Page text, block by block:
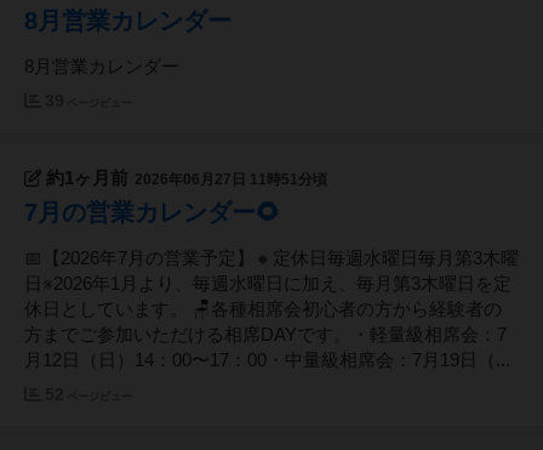
8月営業カレンダー
8月営業カレンダー
約1ヶ月前 2026年06月27日 11時51分頃
7月の営業カレンダー🌻
📅【2026年7月の営業予定】🔸定休日毎週水曜日毎月第3木曜
日※2026年1月より、毎週水曜日に加え、毎月第3木曜日を定
休日としています。 🪑各種相席会初心者の方から経験者の
方までご参加いただける相席DAYです。・軽量級相席会：7
月12日（日）14：00〜17：00・中量級相席会：7月19日（...